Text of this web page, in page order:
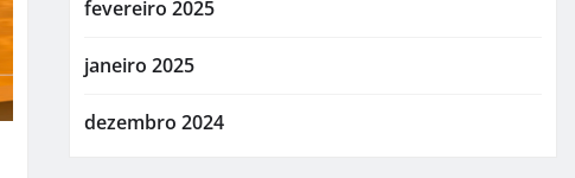
fevereiro 2025
janeiro 2025
dezembro 2024